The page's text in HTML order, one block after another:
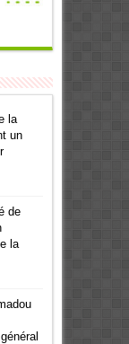
la
un
de
la